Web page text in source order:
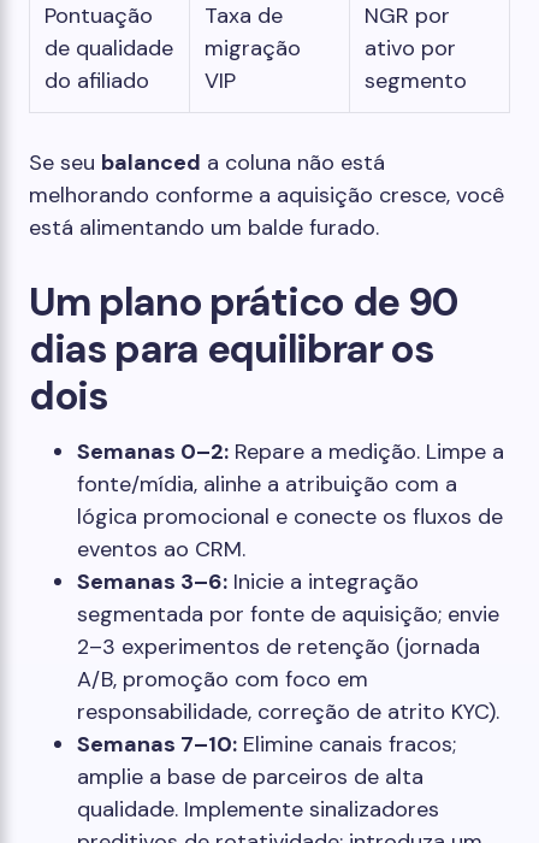
Pontuação
de qualidade
do afiliado
Taxa de
migração
VIP
NGR por
ativo por
segmento
Se seu balanced a coluna não está
melhorando conforme a aquisição cresce, você
está alimentando um balde furado.
Um plano prático de 90
dias para equilibrar os
dois
Semanas 0–2: Repare a medição. Limpe a
fonte/mídia, alinhe a atribuição com a
lógica promocional e conecte os fluxos de
eventos ao CRM.
Semanas 3–6: Inicie a integração
segmentada por fonte de aquisição; envie
2–3 experimentos de retenção (jornada
A/B, promoção com foco em
responsabilidade, correção de atrito KYC).
Semanas 7–10: Elimine canais fracos;
amplie a base de parceiros de alta
qualidade. Implemente sinalizadores